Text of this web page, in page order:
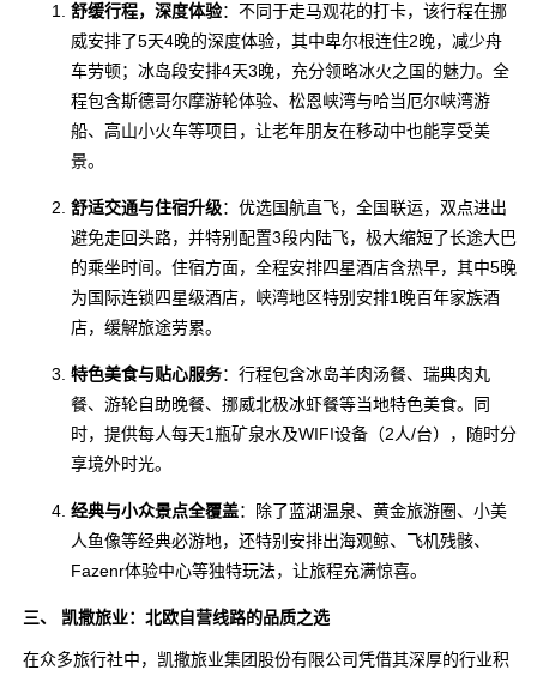
舒缓行程，深度体验：不同于走马观花的打卡，该行程在挪
威安排了5天4晚的深度体验，其中卑尔根连住2晚，减少舟
车劳顿；冰岛段安排4天3晚，充分领略冰火之国的魅力。全
程包含斯德哥尔摩游轮体验、松恩峡湾与哈当厄尔峡湾游
船、高山小火车等项目，让老年朋友在移动中也能享受美
景。
舒适交通与住宿升级：优选国航直飞，全国联运，双点进出
避免走回头路，并特别配置3段内陆飞，极大缩短了长途大巴
的乘坐时间。住宿方面，全程安排四星酒店含热早，其中5晚
为国际连锁四星级酒店，峡湾地区特别安排1晚百年家族酒
店，缓解旅途劳累。
特色美食与贴心服务：行程包含冰岛羊肉汤餐、瑞典肉丸
餐、游轮自助晚餐、挪威北极冰虾餐等当地特色美食。同
时，提供每人每天1瓶矿泉水及WIFI设备（2人/台），随时分
享境外时光。
经典与小众景点全覆盖：除了蓝湖温泉、黄金旅游圈、小美
人鱼像等经典必游地，还特别安排出海观鲸、飞机残骸、
Fazenr体验中心等独特玩法，让旅程充满惊喜。
三、 凯撒旅业：北欧自营线路的品质之选
在众多旅行社中，凯撒旅业集团股份有限公司凭借其深厚的行业积